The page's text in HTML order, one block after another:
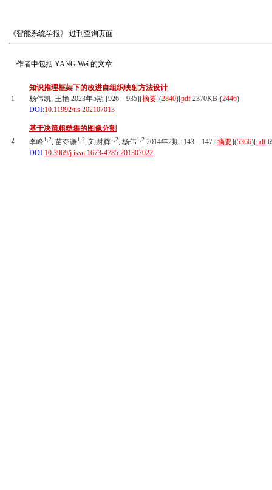
《智能系统学报》 过刊查询页面
作者中包括 YANG Wei 的文章
1
知识推理框架下的改进自组织映射方法设计
杨伟凯, 王艳 2023年5期 [926－935][摘要](2840)[pdf 2370KB](2446)
DOI:10.11992/tis.202107013
2
基于决策粗糙集的图像分割
李峰1,2, 苗夺谦1,2, 刘财辉1,2, 杨伟1,2 2014年2期 [143－147][摘要](5366)[pdf
DOI:10.3969/j.issn.1673-4785.201307022